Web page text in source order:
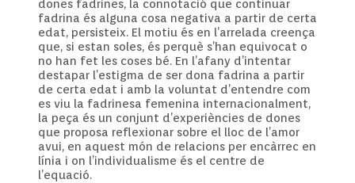
dones fadrines, la connotació que continuar
fadrina és alguna cosa negativa a partir de certa
edat, persisteix. El motiu és en l’arrelada creença
que, si estan soles, és perquè s’han equivocat o
no han fet les coses bé. En l’afany d’intentar
destapar l’estigma de ser dona fadrina a partir
de certa edat i amb la voluntat d’entendre com
es viu la fadrinesa femenina internacionalment,
la peça és un conjunt d’experiències de dones
que proposa reflexionar sobre el lloc de l’amor
avui, en aquest món de relacions per encàrrec en
línia i on l’individualisme és el centre de
l’equació.